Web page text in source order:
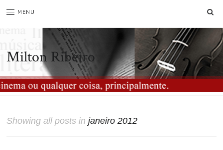
MENU
Milton Ribeiro
Showing all posts injaneiro 2012